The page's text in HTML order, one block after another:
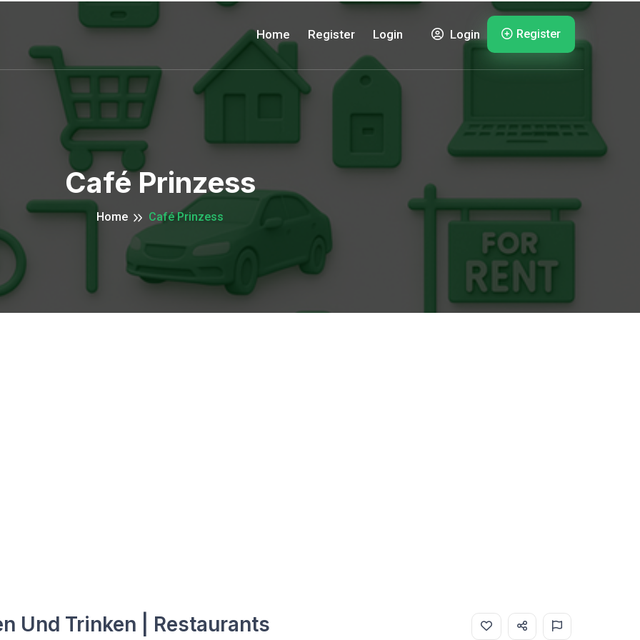
Home Register Login Login Register
Café Prinzess
Home Café Prinzess
Und Trinken | Restaurants